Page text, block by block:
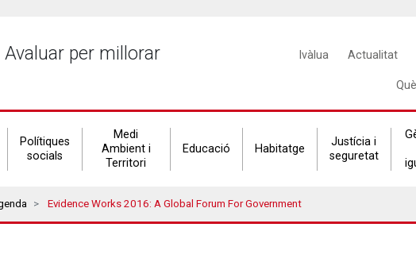
Avaluar per millorar
Main
navigation
Ivàlua Actualitat
Polítiques
socials
Medi
Ambient i
Territori
Educació Habitatge
Justícia i
seguretat
Evidence Works 2016: A Global Forum For Government